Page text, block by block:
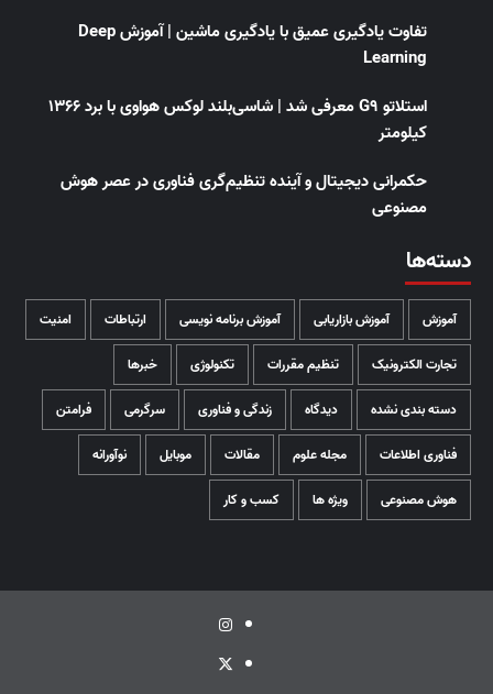
تفاوت یادگیری عمیق با یادگیری ماشین | آموزش Deep
Learning
استلاتو G9 معرفی شد | شاسی‌بلند لوکس هواوی با برد ۱۳۶۶
کیلومتر
حکمرانی دیجیتال و آینده تنظیم‌گری فناوری در عصر هوش
مصنوعی
دسته‌ها
آموزش آموزش بازاریابی آموزش برنامه نویسی ارتباطات امنیت
تجارت الکترونیک تنظیم مقررات تکنولوژی خبرها
دسته بندی نشده دیدگاه زندگی و فناوری سرگرمی فرامتن
فناوری اطلاعات مجله علوم مقالات موبایل نوآورانه
هوش مصنوعی ویژه ها کسب و کار
اینستاگرام
توئیتر